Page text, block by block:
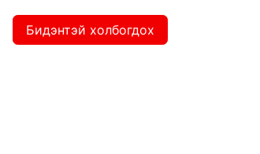
Бидэнтэй холбогдох